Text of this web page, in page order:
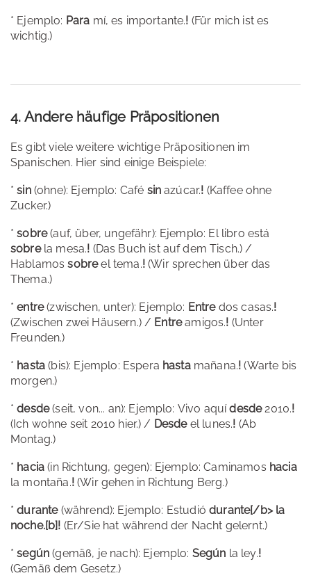
* Ejemplo: Para mí, es importante.! (Für mich ist es
wichtig.)
4. Andere häufige Präpositionen
Es gibt viele weitere wichtige Präpositionen im
Spanischen. Hier sind einige Beispiele:
*sin(ohne): Ejemplo: Café sinazúcar.! (Kaffee ohne
Zucker.)
*sobre(auf, über, ungefähr): Ejemplo: El libro está
sobrela mesa.! (Das Buch ist auf dem Tisch.) /
Hablamossobreel tema.!(Wir sprechen über das
Thema.)
*entre(zwischen, unter): Ejemplo: Entredos casas.!
(Zwischen zwei Häusern.) / Entreamigos.! (Unter
Freunden.)
* hasta (bis): Ejemplo: Espera hastamañana.! (Warte bis
morgen.)
*desde(seit, von... an): Ejemplo: Vivo aquídesde2010.!
(Ich wohne seit 2010 hier.) / Desdeel lunes.! (Ab
Montag.)
* hacia (in Richtung, gegen): Ejemplo: Caminamos hacia
la montaña.!(Wir gehen in Richtung Berg.)
*durante(während): Ejemplo: Estudiódurante[/b> la
noche.[b]! (Er/Sie hat während der Nacht gelernt.)
*según (gemäß, je nach): Ejemplo: Según la ley.!
(Gemäß dem Gesetz.)